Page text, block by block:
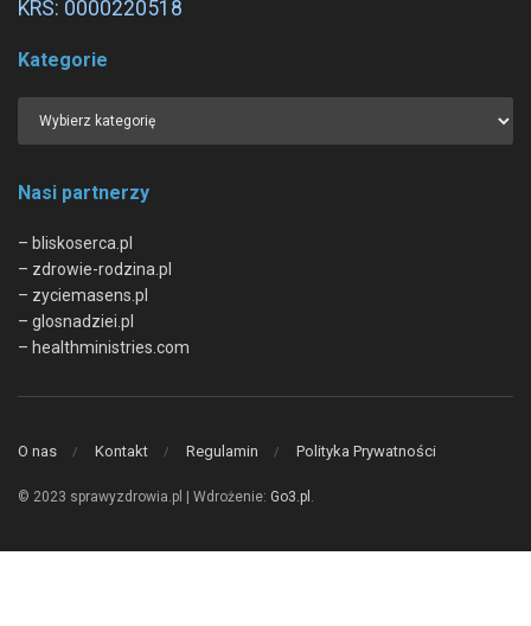
KRS: 0000220518
Kategorie
Nasi partnerzy
– bliskoserca.pl
– zdrowie-rodzina.pl
– zyciemasens.pl
– glosnadziei.pl
– healthministries.com
O nas Kontakt Regulamin Polityka Prywatności
© 2023 sprawyzdrowia.pl | Wdrożenie: Go3.pl